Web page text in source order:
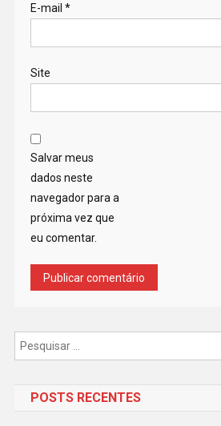
E-mail *
Site
Salvar meus
dados neste
navegador para a
próxima vez que
eu comentar.
POSTS RECENTES